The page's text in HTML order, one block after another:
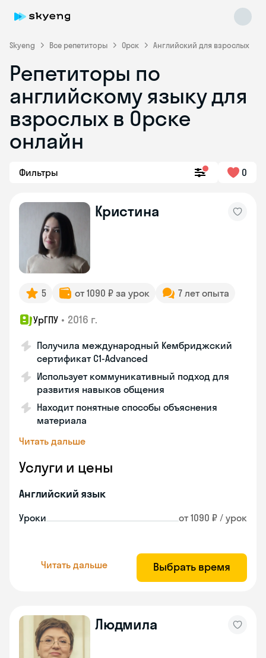
Skyeng Все репетиторы Орск Английский для взрослых
Репетиторы по
английскому языку для
взрослых в Орске
онлайн
Фильтры 0
Кристина
5 от 1090 ₽ за урок 7 лет опыта
УрГПУ • 2016 г.
Получила международный Кембриджский
сертификат С1-Advanced
Использует коммуникативный подход для
развития навыков общения
Находит понятные способы объяснения
материала
Читать дальше
Услуги и цены
Английский язык
Уроки от 1090 ₽ / урок
Читать дальше Выбрать время
Людмила